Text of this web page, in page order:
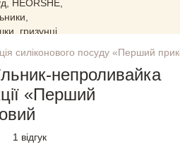
силіконового посуду «Перший
непроливайка
«Перший
1 відгук